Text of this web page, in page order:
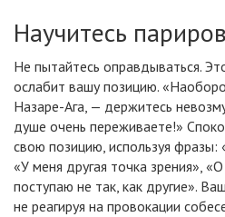
Научитесь
Не пытайтесь оправдываться.
ослабит вашу позицию.
Назаре-Ага, — держитесь
душе очень переживаете!»
свою позицию, используя фразы:
«У меня другая точка зрения»,
поступаю не так, как другие».
не реагируя на провокации